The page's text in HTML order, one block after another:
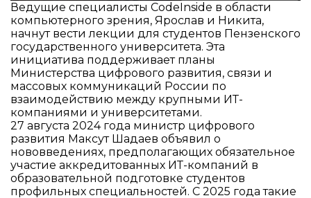
Ведущие специалисты CodeInside в области
компьютерного зрения, Ярослав и Никита,
начнут вести лекции для студентов Пензенского
государственного университета. Эта
инициатива поддерживает планы
Министерства цифрового развития, связи и
массовых коммуникаций России по
взаимодействию между крупными ИТ-
компаниями и университетами.
27 августа 2024 года министр цифрового
развития Максут Шадаев объявил о
нововведениях, предполагающих обязательное
участие аккредитованных ИТ-компаний в
образовательной подготовке студентов
профильных специальностей. С 2025 года такие